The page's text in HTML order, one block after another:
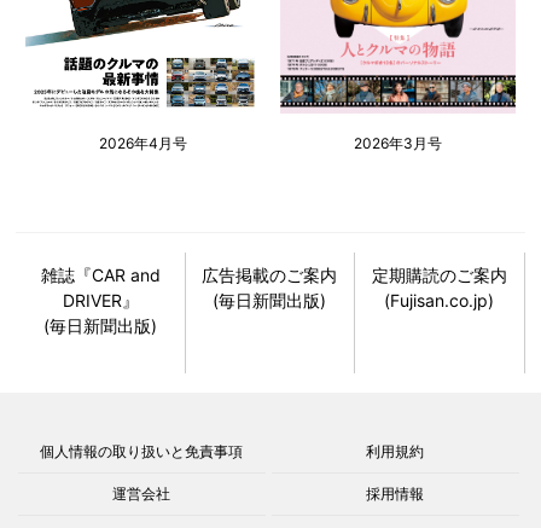
2026年4月号 2026年3月号
雑誌『CAR and
DRIVER』
(毎日新聞出版)
広告掲載のご案内
(毎日新聞出版)
定期購読のご案内
(Fujisan.co.jp)
個人情報の取り扱いと免責事項 利用規約
運営会社 採用情報